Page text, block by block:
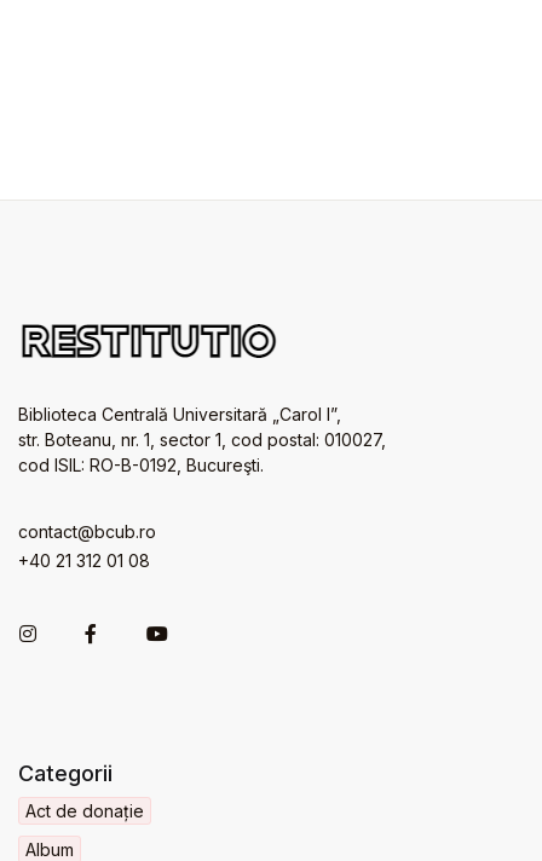
Biblioteca Centrală Universitară „Carol I”,
str. Boteanu, nr. 1, sector 1, cod postal: 010027,
cod ISIL: RO-B-0192, Bucureşti.
contact@bcub.ro
+40 21 312 01 08
Categorii
Act de donație
Album